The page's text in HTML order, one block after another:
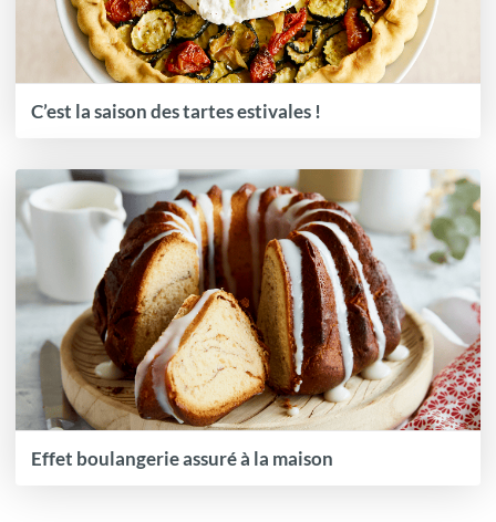
C’est la saison des tartes estivales !
Effet boulangerie assuré à la maison